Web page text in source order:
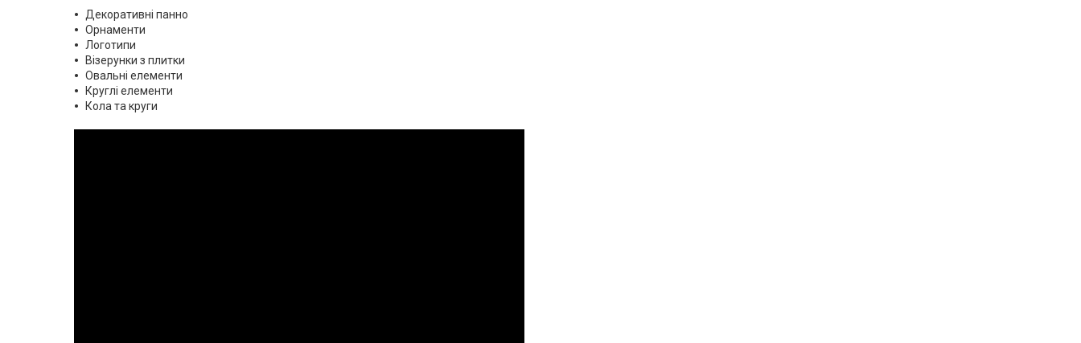
Декоративні панно
Орнаменти
Логотипи
Візерунки з плитки
Овальні елементи
Круглі елементи
Кола та круги